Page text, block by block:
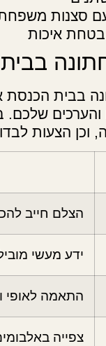
עם סצנות
איכות
בבית
והערכים שלכם.
הצעות
הצלם חייב
ידע מעשי
התאמה לאופי
צפייה